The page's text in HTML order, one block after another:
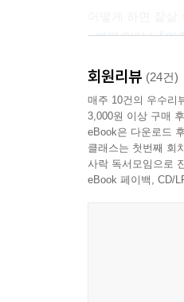
것의 효율성을
더하기와 빼기의
것은 모두 빼라.
선택지로 활용할
더 나아지고 싶
과부하 사회에서
세상을 빼기의
- 애덤 알터 (『멈
장막에 가려진 수
- 센딜 멀레이너
회원리뷰 (24건)
매주 10건의 우수리
3,000원 이상 구매
eBook은 다운로드
클래스는 첫번째 회
사락 독서모임으로
eBook 페이백, CD/